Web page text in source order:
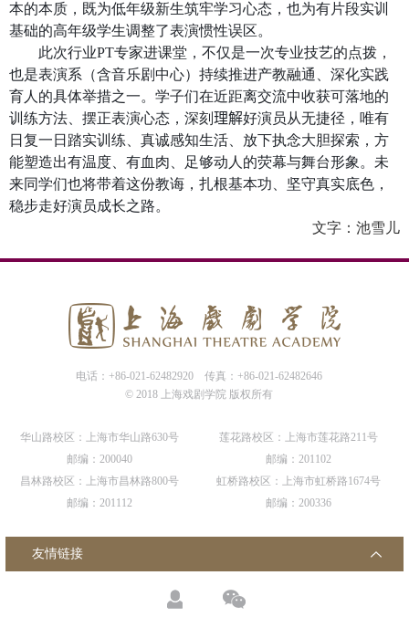
本的本质，既为低年级新生筑牢学习心态，也为有片段实训
基础的高年级学生调整了表演惯性误区。
此次行业PT专家进课堂，不仅是一次专业技艺的点拨，
也是表演系（含音乐剧中心）持续推进产教融通、深化实践
育人的具体举措之一。学子们在近距离交流中收获可落地的
训练方法、摆正表演心态，深刻 理解好演员从无捷径，唯有
日复一日踏实训练、真诚感知生活、放下执念大胆探索，方
能塑造出有温度、有血肉、足够动人的荧幕与舞台形象。未
来同学们也将带着这份教诲，扎根基本功、坚守真实底色，
稳步走好演员成长之路。
文字：池雪儿
电话：+86-021-62482920
传真：+86-021-62482646
© 2018 上海戏剧学院 版权所有
华山路校区：上海市华山路630号
邮编：200040
昌林路校区：上海市昌林路800号
邮编：201112
莲花路校区：上海市莲花路211号
邮编：201102
虹桥路校区：上海市虹桥路1674号
邮编：200336
友情链接